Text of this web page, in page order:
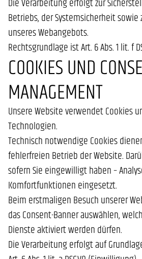
Betriebs, der Systemsicherheit
unseres Webangebots.
Rechtsgrundlage ist Art. 6 Abs. 1 lit. f
COOKIES UND
MANAGEMENT
Unsere Website verwendet Cookies
Technologien.
Technisch notwendige Cookies
fehlerfreien Betrieb der Website.
sofern Sie eingewilligt haben –
Komfortfunktionen eingesetzt.
Beim erstmaligen Besuch unserer
das Consent-Banner auswählen,
Dienste aktiviert werden dürfen.
Die Verarbeitung erfolgt auf